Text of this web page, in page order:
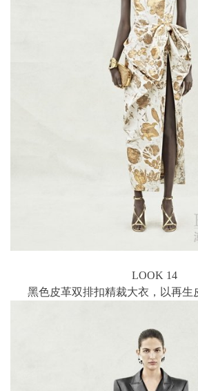
LOOK 14
黑色皮革双排扣精裁大衣，以再生